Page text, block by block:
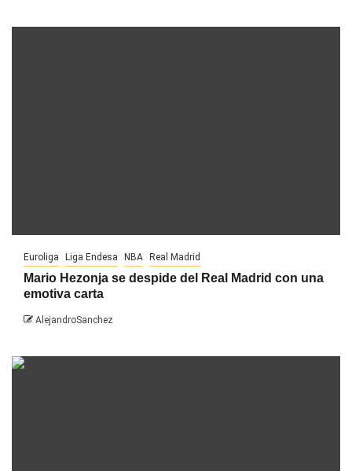
Euroliga Liga Endesa NBA Real Madrid
Mario Hezonja se despide del Real Madrid con una
emotiva carta
AlejandroSanchez